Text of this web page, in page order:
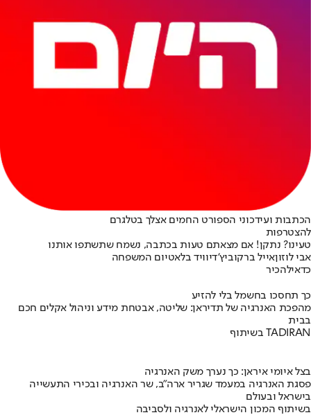
הכתבות ועידכוני הספורט החמים אצלך בטלגרם
להצטרפות
טעינו? נתקן! אם מצאתם טעות בכתבה, נשמח שתשתפו אותנו
אבי לוזוןאייל ברקוביץ'דיוויד בלאטיום המשפחה
כדאילהכיר
כך תחסכו בחשמל בלי להזיע
מהפכת האנרגיה של תדיראן: שליטה, אבטחת מידע וניהול אקלים חכם
בבית
בשיתוף TADIRAN
בצל איומי איראן: כך נערך משק האנרגיה
פסגת האנרגיה במעמד שגריר ארה"ב, שר האנרגיה ובכירי התעשייה
בישראל ובעולם
בשיתוף המכון הישראלי לאנרגיה ולסביבה